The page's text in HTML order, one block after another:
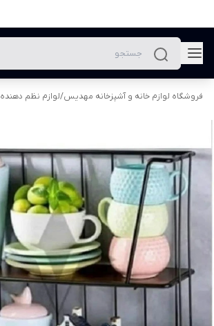
فروشگاه لوازم خانه و آشپزخانه مهدیس/لوازم نظم دهنده